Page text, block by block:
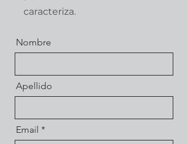
caracteriza.
Nombre
Apellido
Email